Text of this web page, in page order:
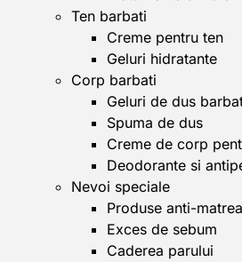
Ten barbati
Creme pentru ten
Geluri hidratante
Corp barbati
Geluri de dus
Spuma de dus
Creme de corp
Deodorante si
Nevoi speciale
Produse anti-
Exces de sebum
Caderea parului